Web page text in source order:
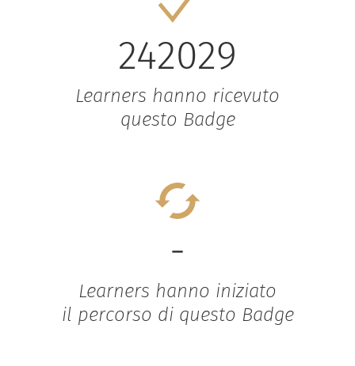
242029
Learners hanno ricevuto
questo Badge
-
Learners hanno iniziato
il percorso di questo Badge